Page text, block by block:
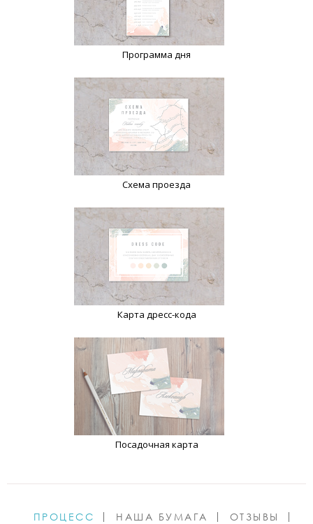
Программа дня
Схема проезда
Карта дресс-кода
Посадочная карта
ПРОЦЕСС НАША БУМАГА
ОТЗЫВЫ